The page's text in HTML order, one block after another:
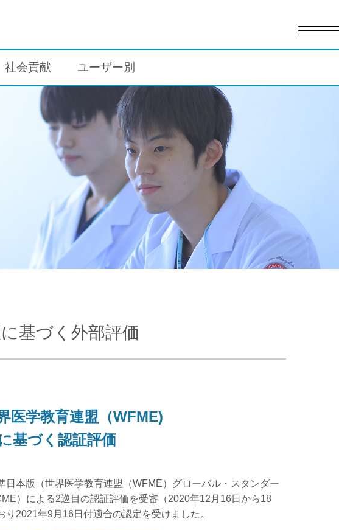
社会貢献 ユーザー別
基づく外部評価
医学教育連盟（WFME)
基づく認証評価
本版（世界医学教育連盟（WFME）グローバル・スタンダー
）による2巡目の認証評価を受審（2020年12月16日から18
2021年9月16日付適合の認定を受けました。